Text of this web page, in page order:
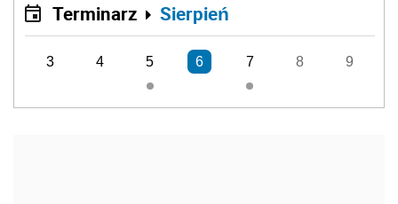
Terminarz Sierpień
3 4 5 6 7 8 9